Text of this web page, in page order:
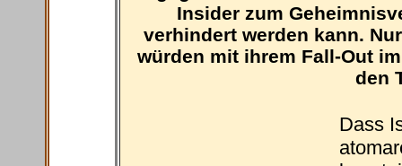
Insider zum
verhindert werden kann.
würden mit ihrem Fall-Out
den
Dass